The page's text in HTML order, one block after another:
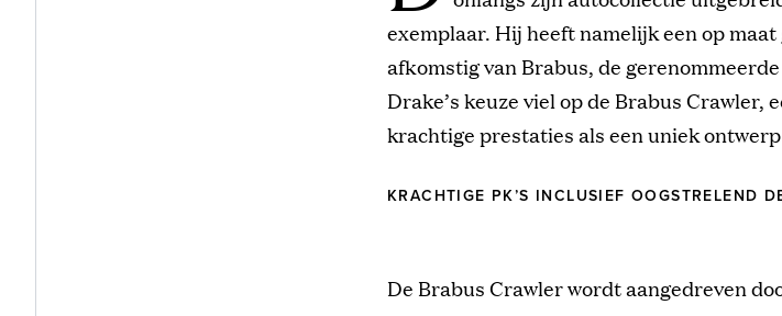
exemplaar. Hij heeft namelijk een op
afkomstig van Brabus, de
Drake’s keuze viel op de Brabus Crawler,
krachtige prestaties als een uniek
KRACHTIGE PK’S INCLUSIEF OOGSTRELEND
De Brabus Crawler wordt aangedreven